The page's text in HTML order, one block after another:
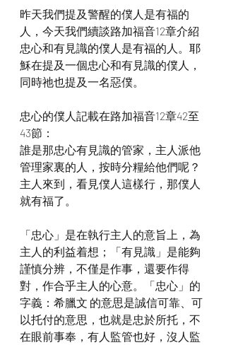
昨天我們提及警醒的僕人是有福的
人，今天我們續談路加福音12章介紹
忠心和有見識的僕人是有福的人。耶
穌在提及一個忠心和有見識的僕人，
同時祂也提及一名惡僕。
忠心的僕人記載在路加福音12章42至
43節：
誰是那忠心有見識的管家，主人派他
管理家裏的人，按時分糧給他們呢？
主人來到，看見僕人這樣行，那僕人
就有福了。
「忠心」是在執行主人的意旨上，為
主人的利益着想；「有見識」是能夠
謹慎分辨，不僅是作事，還要作得
對，作合乎主人的心意。「忠心」的
字義：希臘文 的意思是誠信可靠、可
以托付的意思，也就是忠於所托，不
在眼前事奉，有人監管也好，沒人監